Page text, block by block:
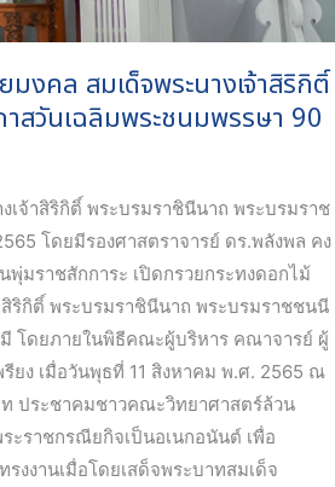
คล สมเด็จพระนางเจ้าสิริกิติ์
สวันเฉลิมพระชนมพรรษา 90
จ้าสิริกิติ์ พระบรมราชินีนาถ พระบรมราช
โดยมีรองศาสตราจารย์ ดร.พลังพล คง
มราชสักการะ เปิดกรวยกระทงดอกไม้
ริกิติ์ พระบรมราชินีนาถ พระบรมราชชนนี
มี โดยภายในพิธีคณะผู้บริหาร คณาจารย์ ผู้
ยง เมื่อวันพุธที่ 11 สิงหาคม พ.ศ. 2565 ณ
ประชาคมชาวคณะวิทยาศาสตร์ล้วน
ราชกรณียกิจเป็นอเนกอนันต์ เพื่อ
งงานเมื่อโดยเสด็จพระบาทสมเด็จ